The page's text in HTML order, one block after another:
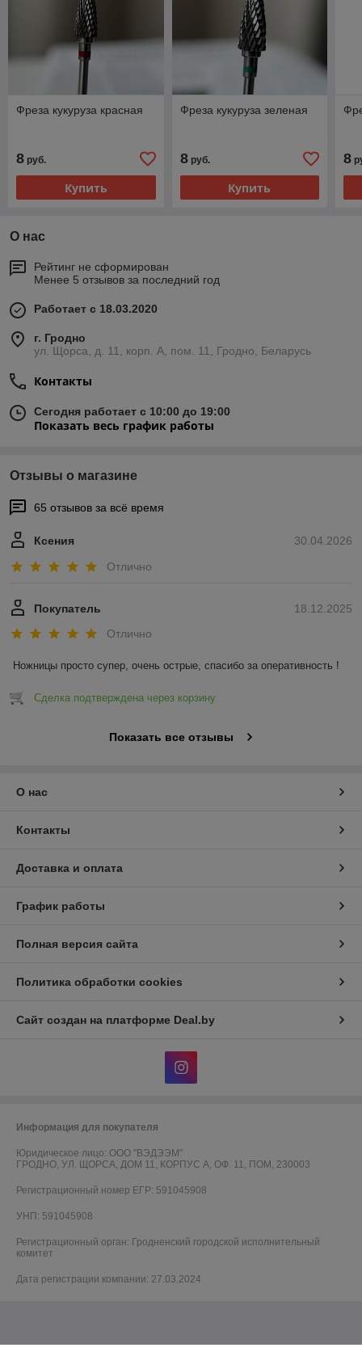
Фреза кукуруза красная
8 руб.
Купить
Фреза кукуруза зеленая
8руб.
Купить
8
О нас
Рейтинг не сформирован
Менее 5 отзывов за последний год
Работает с 18.03.2020
г. Гродно
ул. Щорса, д. 11, корп. А, пом. 11, Гродно, Беларусь
Контакты
Сегодня работает с 10:00 до 19:00
Показать весь график работы
Отзывы о магазине
65 отзывов за всё время
30.04.2026
Ксения
Отлично
18.12.2025
Покупатель
Отлично
Ножницы просто супер, очень острые, спасибо за оперативность !
Сделка подтверждена через корзину
Показать все отзывы
О нас
Контакты
Доставка и оплата
График работы
Полная версия сайта
Политика обработки cookies
Сайт создан на платформе Deal.by
Информация для покупателя
Юридическое лицо: ООО "ВЭДЭЭМ"
ГРОДНО, УЛ. ЩОРСА, ДОМ 11, КОРПУС А, ОФ. 11, ПОМ, 230003
Регистрационный номер ЕГР: 591045908
УНП: 591045908
Регистрационный орган: Гродненский городской исполнительный
комитет
Дата регистрации компании: 27.03.2024